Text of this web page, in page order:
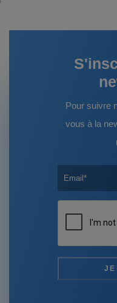
Pour suivre
vous à la